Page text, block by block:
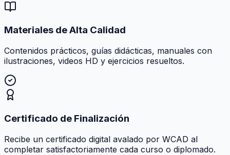
Materiales de Alta Calidad
Contenidos prácticos, guías didácticas, manuales con
ilustraciones, videos HD y ejercicios resueltos.
Certificado de Finalización
Recibe un certificado digital avalado por WCAD al
completar satisfactoriamente cada curso o diplomado.